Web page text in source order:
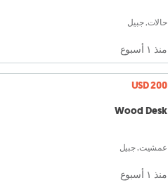
حالات, جبيل
منذ ١ أسبوع
USD 200
Wood Desk
عمشيت, جبيل
منذ ١ أسبوع